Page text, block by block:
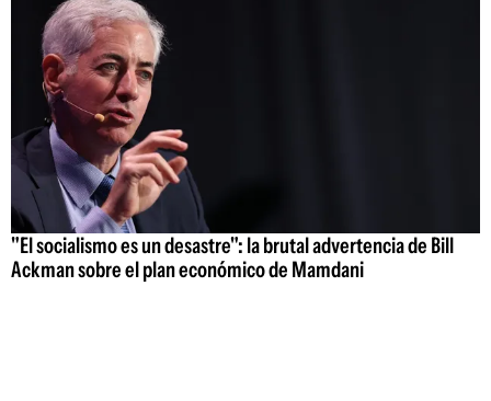
"El socialismo es un desastre": la brutal advertencia de Bill
Ackman sobre el plan económico de Mamdani